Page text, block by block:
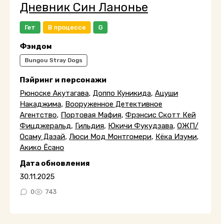
Дневник Син Ланонье
Гет В процессе G
Фэндом
Bungou Stray Dogs
Пэйринг и персонажи
Рюноске Акутагава, Доппо Куникида, Ацуши
Накаджима, Вооруженное Детективное
Агентство, Портовая Мафия, Фрэнсис Скотт Кей
Фицджеральд, Гильдия, Юкичи Фукудзава, ОЖП/
Осаму Дазай, Люси Мод Монтгомери, Кёка Изуми,
Акико Ёсано
Дата обновления
30.11.2025
0 743